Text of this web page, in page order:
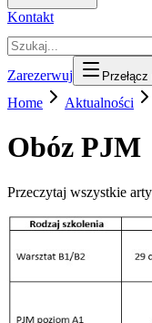
Kontakt
Zarezerwuj
Home Aktualności
Obóz PJM
Przeczytaj wszystkie